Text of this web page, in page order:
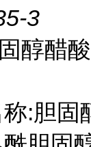
3
醇醋
:胆固